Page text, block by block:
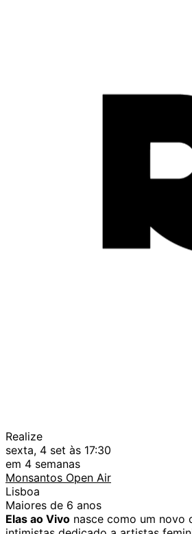
Realize
sexta, 4 set às 17:30
em 4 semanas
Monsantos Open Air
Lisboa
Maiores de 6 anos
Elas ao Vivo nasce como um novo